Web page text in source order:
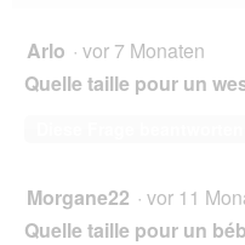
Arlo · vor 7 Monaten
Quelle taille pour un
Morgane22 · vor 11
Quelle taille pour un